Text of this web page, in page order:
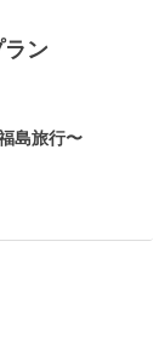
ン
島旅行〜